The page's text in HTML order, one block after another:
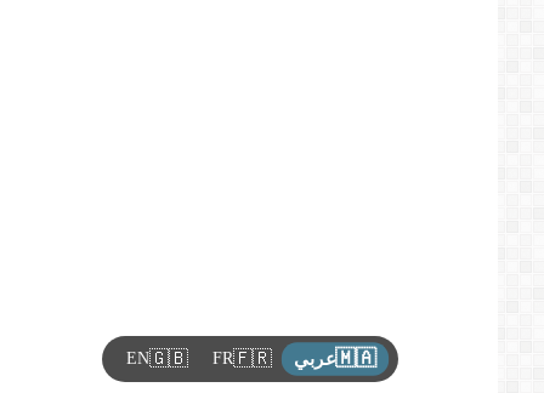
🇲🇦 عربي 🇫🇷
FR
🇬🇧
EN